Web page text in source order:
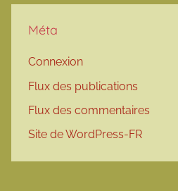
Méta
Connexion
Flux des publications
Flux des commentaires
Site de WordPress-FR